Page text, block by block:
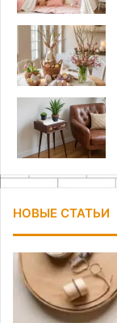
НОВЫЕ СТАТЬИ